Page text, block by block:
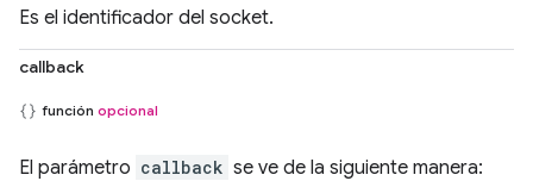
Es el identificador del socket.
callback
función opcional
El parámetro callback se ve de la siguiente manera: